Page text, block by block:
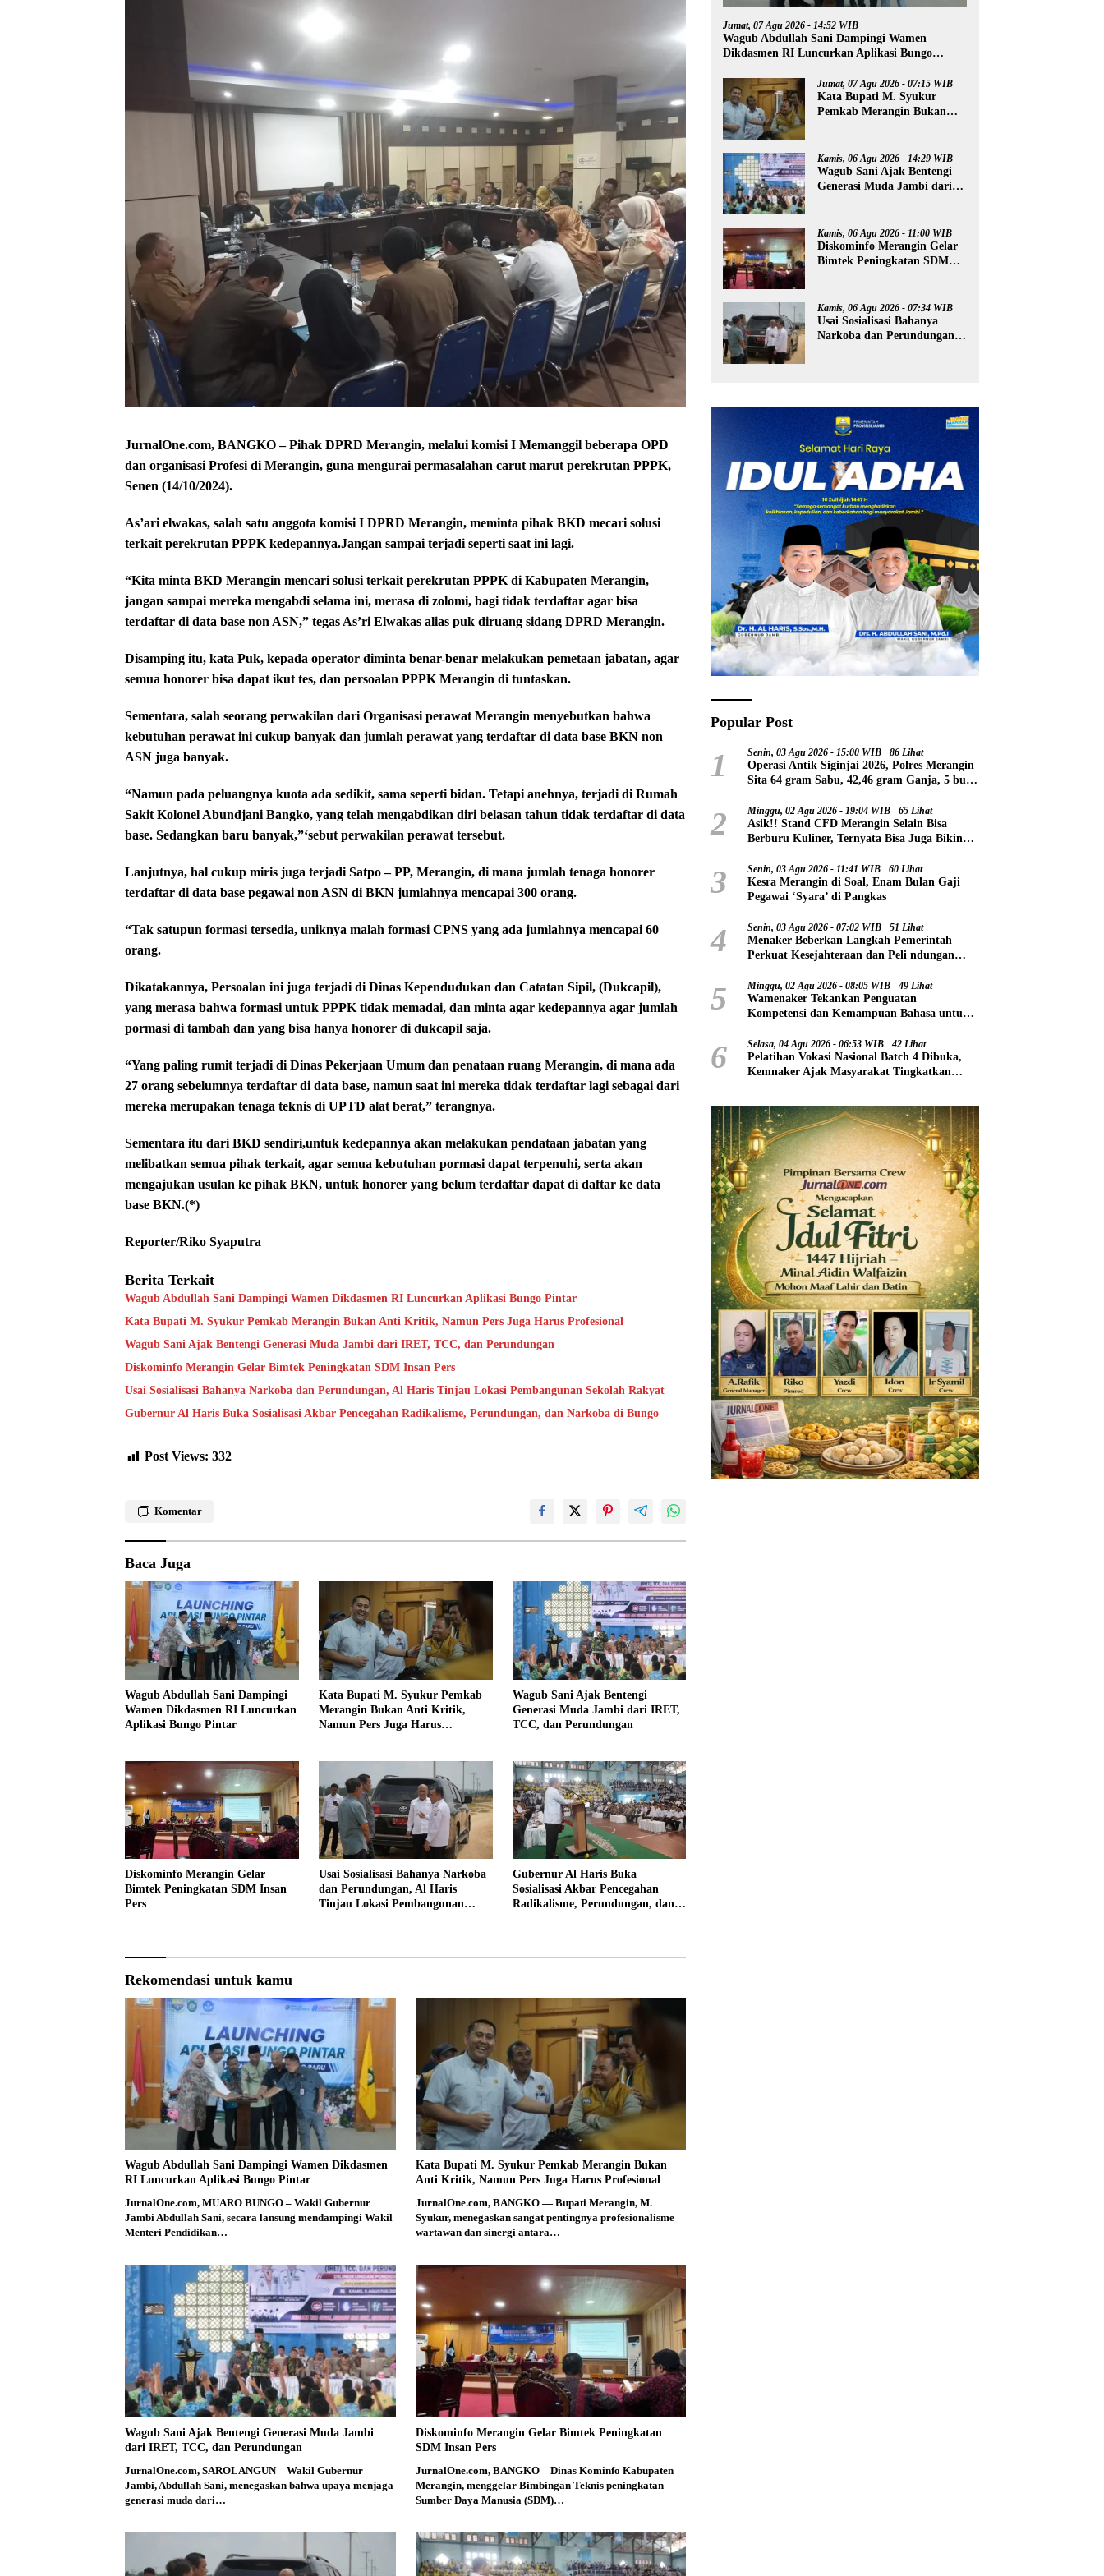
JurnalOne.com, BANGKO – Pihak DPRD Merangin, melalui komisi I Memanggil beberapa OPD
dan organisasi Profesi di Merangin, guna mengurai permasalahan carut marut perekrutan PPPK,
Senen (14/10/2024).
As’ari elwakas, salah satu anggota komisi I DPRD Merangin, meminta pihak BKD mecari solusi
terkait perekrutan PPPK kedepannya.Jangan sampai terjadi seperti saat ini lagi.
“Kita minta BKD Merangin mencari solusi terkait perekrutan PPPK di Kabupaten Merangin,
jangan sampai mereka mengabdi selama ini, merasa di zolomi, bagi tidak terdaftar agar bisa
terdaftar di data base non ASN,” tegas As’ri Elwakas alias puk diruang sidang DPRD Merangin.
Disamping itu, kata Puk, kepada operator diminta benar-benar melakukan pemetaan jabatan, agar
semua honorer bisa dapat ikut tes, dan persoalan PPPK Merangin di tuntaskan.
Sementara, salah seorang perwakilan dari Organisasi perawat Merangin menyebutkan bahwa
kebutuhan perawat ini cukup banyak dan jumlah perawat yang terdaftar di data base BKN non
ASN juga banyak.
“Namun pada peluangnya kuota ada sedikit, sama seperti bidan. Tetapi anehnya, terjadi di Rumah
Sakit Kolonel Abundjani Bangko, yang telah mengabdikan diri belasan tahun tidak terdaftar di data
base. Sedangkan baru banyak,”‘sebut perwakilan perawat tersebut.
Lanjutnya, hal cukup miris juga terjadi Satpo – PP, Merangin, di mana jumlah tenaga honorer
terdaftar di data base pegawai non ASN di BKN jumlahnya mencapai 300 orang.
“Tak satupun formasi tersedia, uniknya malah formasi CPNS yang ada jumlahnya mencapai 60
orang.
Dikatakannya, Persoalan ini juga terjadi di Dinas Kependudukan dan Catatan Sipil, (Dukcapil),
yang merasa bahwa formasi untuk PPPK tidak memadai, dan minta agar kedepannya agar jumlah
pormasi di tambah dan yang bisa hanya honorer di dukcapil saja.
“Yang paling rumit terjadi di Dinas Pekerjaan Umum dan penataan ruang Merangin, di mana ada
27 orang sebelumnya terdaftar di data base, namun saat ini mereka tidak terdaftar lagi sebagai dari
mereka merupakan tenaga teknis di UPTD alat berat,” terangnya.
Sementara itu dari BKD sendiri,untuk kedepannya akan melakukan pendataan jabatan yang
melibatkan semua pihak terkait, agar semua kebutuhan pormasi dapat terpenuhi, serta akan
mengajukan usulan ke pihak BKN, untuk honorer yang belum terdaftar dapat di daftar ke data
base BKN.(*)
Reporter/Riko Syaputra
Berita Terkait
Wagub Abdullah Sani Dampingi Wamen Dikdasmen RI Luncurkan Aplikasi Bungo Pintar
Kata Bupati M. Syukur Pemkab Merangin Bukan Anti Kritik, Namun Pers Juga Harus Profesional
Wagub Sani Ajak Bentengi Generasi Muda Jambi dari IRET, TCC, dan Perundungan
Diskominfo Merangin Gelar Bimtek Peningkatan SDM Insan Pers
Usai Sosialisasi Bahanya Narkoba dan Perundungan, Al Haris Tinjau Lokasi Pembangunan Sekolah Rakyat
Gubernur Al Haris Buka Sosialisasi Akbar Pencegahan Radikalisme, Perundungan, dan Narkoba di Bungo
Post Views: 332
Komentar
Baca Juga
Wagub Abdullah Sani Dampingi
Wamen Dikdasmen RI Luncurkan
Aplikasi Bungo Pintar
Kata Bupati M. Syukur Pemkab
Merangin Bukan Anti Kritik,
Namun Pers Juga Harus
Wagub Sani Ajak Bentengi
Generasi Muda Jambi dari IRET,
TCC, dan Perundungan
Diskominfo Merangin Gelar
Bimtek Peningkatan SDM Insan
Pers
Usai Sosialisasi Bahanya Narkoba
dan Perundungan, Al Haris
Tinjau Lokasi Pembangunan
Gubernur Al Haris Buka
Sosialisasi Akbar Pencegahan
Radikalisme, Perundungan, dan
Rekomendasi untuk kamu
Wagub Abdullah Sani Dampingi Wamen Dikdasmen
RI Luncurkan Aplikasi Bungo Pintar
JurnalOne.com, MUARO BUNGO – Wakil Gubernur
Jambi Abdullah Sani, secara lansung mendampingi Wakil
Menteri Pendidikan…
Kata Bupati M. Syukur Pemkab Merangin Bukan
Anti Kritik, Namun Pers Juga Harus Profesional
JurnalOne.com, BANGKO — Bupati Merangin, M.
Syukur, menegaskan sangat pentingnya profesionalisme
wartawan dan sinergi antara…
Wagub Sani Ajak Bentengi Generasi Muda Jambi
dari IRET, TCC, dan Perundungan
JurnalOne.com, SAROLANGUN – Wakil Gubernur
Jambi, Abdullah Sani, menegaskan bahwa upaya menjaga
generasi muda dari…
Diskominfo Merangin Gelar Bimtek Peningkatan
SDM Insan Pers
JurnalOne.com, BANGKO – Dinas Kominfo Kabupaten
Merangin, menggelar Bimbingan Teknis peningkatan
Sumber Daya Manusia (SDM)…
Jumat, 07 Agu 2026 - 14:52 WIB
Wagub Abdullah Sani Dampingi Wamen
Dikdasmen RI Luncurkan Aplikasi Bungo
Jumat, 07 Agu 2026 - 07:15 WIB
Kata Bupati M. Syukur
Pemkab Merangin Bukan
Kamis, 06 Agu 2026 - 14:29 WIB
Wagub Sani Ajak Bentengi
Generasi Muda Jambi dari
Kamis, 06 Agu 2026 - 11:00 WIB
Diskominfo Merangin Gelar
Bimtek Peningkatan SDM
Kamis, 06 Agu 2026 - 07:34 WIB
Usai Sosialisasi Bahanya
Narkoba dan Perundungan,
Popular Post
1 Senin, 03 Agu 2026 - 15:00 WIB 86 Lihat
Operasi Antik Siginjai 2026, Polres Merangin
Sita 64 gram Sabu, 42,46 gram Ganja, 5 butir
2 Minggu, 02 Agu 2026 - 19:04 WIB 65 Lihat
Asik!! Stand CFD Merangin Selain Bisa
Berburu Kuliner, Ternyata Bisa Juga Bikin
3 Senin, 03 Agu 2026 - 11:41 WIB 60 Lihat
Kesra Merangin di Soal, Enam Bulan Gaji
Pegawai ‘Syara’ di Pangkas
4 Senin, 03 Agu 2026 - 07:02 WIB 51 Lihat
Menaker Beberkan Langkah Pemerintah
Perkuat Kesejahteraan dan Peli ndungan
5 Minggu, 02 Agu 2026 - 08:05 WIB 49 Lihat
Wamenaker Tekankan Penguatan
Kompetensi dan Kemampuan Bahasa untuk
6 Selasa, 04 Agu 2026 - 06:53 WIB 42 Lihat
Pelatihan Vokasi Nasional Batch 4 Dibuka,
Kemnaker Ajak Masyarakat Tingkatkan